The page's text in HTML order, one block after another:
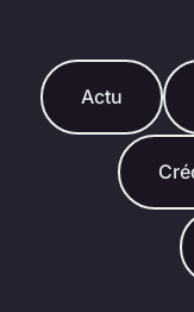
Actu